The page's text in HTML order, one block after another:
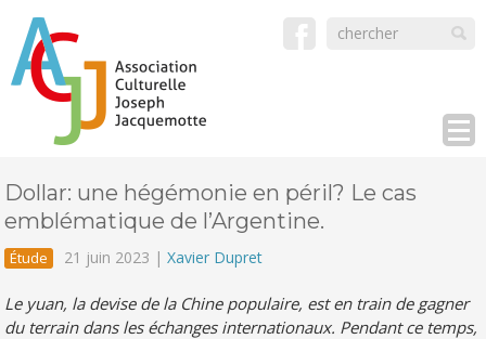
Dollar: une hégémonie en péril? Le cas
emblématique de l’Argentine.
Étude 21 juin 2023 |Xavier Dupret
Le yuan, la devise de la Chine populaire, est en train de gagner
du terrain dans les échanges internationaux. Pendant ce temps,